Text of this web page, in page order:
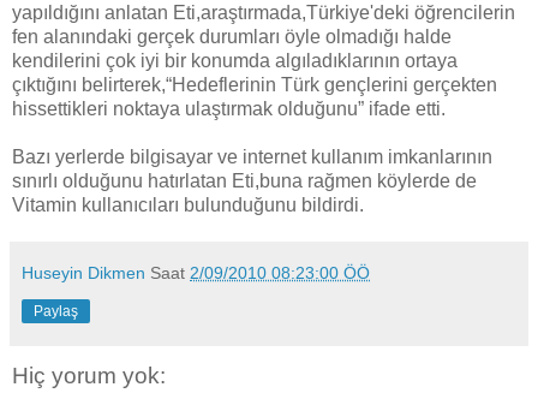
yapıldığını anlatan Eti,araştırmada,Türkiye'deki öğrencilerin
fen alanındaki gerçek durumları öyle olmadığı halde
kendilerini çok iyi bir konumda algıladıklarının ortaya
çıktığını belirterek,“Hedeflerinin Türk gençlerini gerçekten
hissettikleri noktaya ulaştırmak olduğunu” ifade etti.
Bazı yerlerde bilgisayar ve internet kullanım imkanlarının
sınırlı olduğunu hatırlatan Eti,buna rağmen köylerde de
Vitamin kullanıcıları bulunduğunu bildirdi.
Huseyin Dikmen Saat 2/09/2010 08:23:00 ÖÖ
Paylaş
Hiç yorum yok: